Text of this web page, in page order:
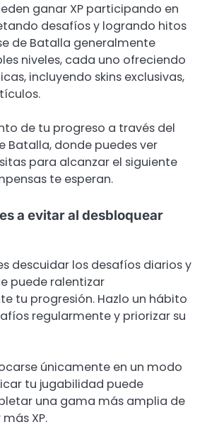
ganar XP participando en
desafíos y logrando hitos
de Batalla generalmente
niveles, cada uno ofreciendo
incluyendo skins exclusivas,
de tu progreso a través del
Batalla, donde puedes ver
para alcanzar el siguiente
te esperan.
a evitar al desbloquear
descuidar los desafíos diarios y
puede ralentizar
tu progresión. Hazlo un hábito
regularmente y priorizar su
únicamente en un modo
tu jugabilidad puede
una gama más amplia de
XP.